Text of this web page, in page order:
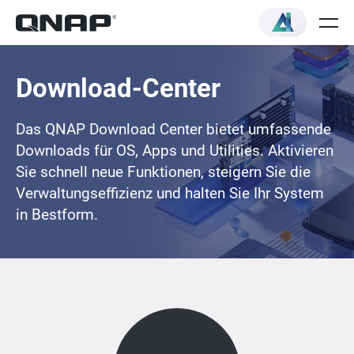
Download-Center
Das QNAP Download Center bietet umfassende
Downloads für OS, Apps und Utilities. Aktivieren
Sie schnell neue Funktionen, steigern Sie die
Verwaltungseffizienz und halten Sie Ihr System
in Bestform.